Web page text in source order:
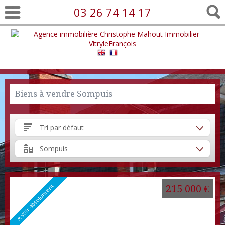
03 26 74 14 17
Biens à vendre Sompuis
Tri par défaut
Sompuis
A voir absolument 215 000 €